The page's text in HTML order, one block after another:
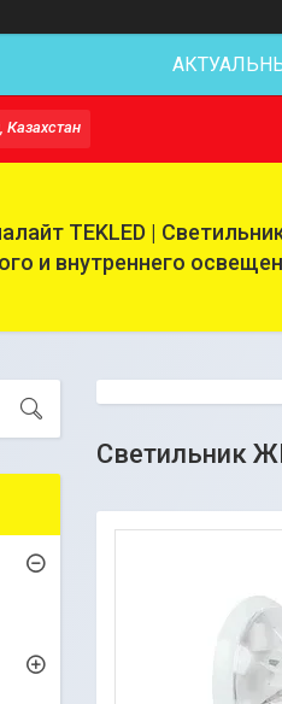
TEKLED |
и внутреннего
Светильник